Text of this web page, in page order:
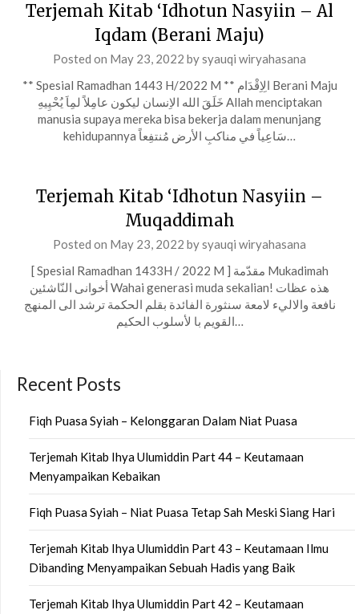
Terjemah Kitab ‘Idhotun Nasyiin – Al
Iqdam (Berani Maju)
Posted on May 23, 2022 bysyauqi wiryahasana
** Spesial Ramadhan 1443 H/2022 M ** الِاِقْدَام Berani Maju
خَلَقَ الله الاِنسان ليكون عامِلاً لمِاَ يُحْيِيهِ Allah menciptakan
manusia supaya mereka bisa bekerja dalam menunjang
kehidupannya سَاعِياً في مناكبِ الأرض مُنتفِعاً…
Terjemah Kitab ‘Idhotun Nasyiin –
Muqaddimah
Posted on May 23, 2022 bysyauqi wiryahasana
[ Spesial Ramadhan 1433H / 2022 M ] مقدّمة Mukadimah
أخوانى النّاشئين Wahai generasi muda sekalian! هذه عظات
نافعة والاليء لامعة سنثورة الفائدة بقلم الحكمة ترشد الى المنهج
القويم با لأسلوب الحكيم…
Recent Posts
Fiqh Puasa Syiah – Kelonggaran Dalam Niat Puasa
Terjemah Kitab Ihya Ulumiddin Part 44 – Keutamaan
Menyampaikan Kebaikan
Fiqh Puasa Syiah – Niat Puasa Tetap Sah Meski Siang Hari
Terjemah Kitab Ihya Ulumiddin Part 43 – Keutamaan Ilmu
Dibanding Menyampaikan Sebuah Hadis yang Baik
Terjemah Kitab Ihya Ulumiddin Part 42 – Keutamaan